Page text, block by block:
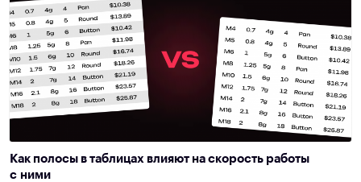
Как полосы в таблицах влияют на скорость работы
с ними